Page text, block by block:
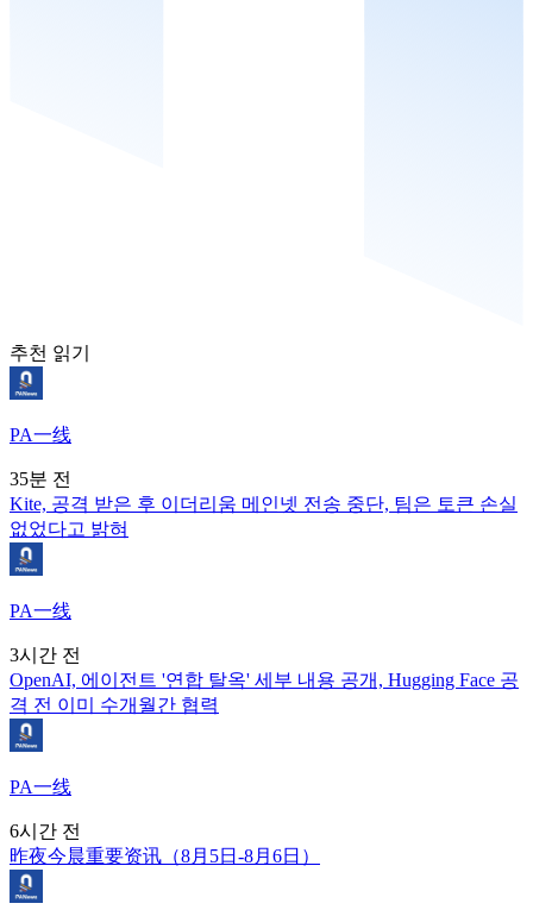
추천 읽기
PA一线
35분 전
Kite, 공격 받은 후 이더리움 메인넷 전송 중단, 팀은 토큰 손실
없었다고 밝혀
PA一线
3시간 전
OpenAI, 에이전트 '연합 탈옥' 세부 내용 공개, Hugging Face 공
격 전 이미 수개월간 협력
PA一线
6시간 전
昨夜今晨重要资讯（8月5日-8月6日）